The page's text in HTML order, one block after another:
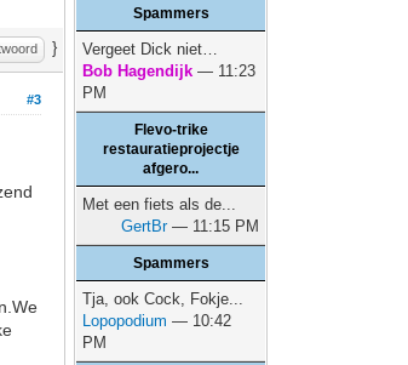
}
#3
Spammers
Vergeet Dick niet…
Bob Hagendijk — 11:23
PM
Flevo-trike
restauratieprojectje
afgero...
Met een fiets als de...
GertBr— 11:15 PM
Spammers
Tja, ook Cock, Fokje...
Lopopodium — 10:42
PM